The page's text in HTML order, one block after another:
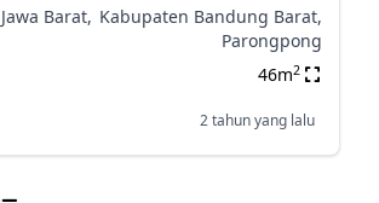
Jawa Barat, Kabupaten Bandung Barat,
Parongpong
46m2
2 tahun yang lalu